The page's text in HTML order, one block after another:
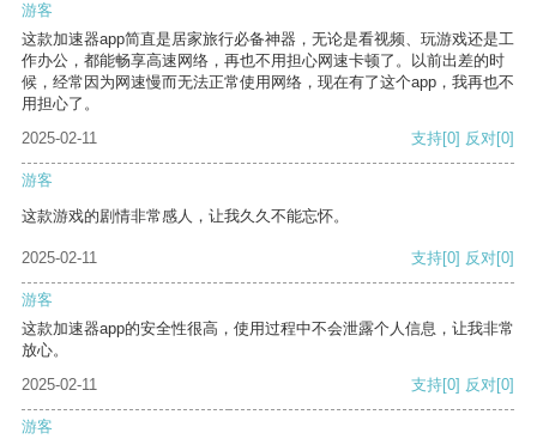
游客
这款加速器app简直是居家旅行必备神器，无论是看视频、玩游戏还是工
作办公，都能畅享高速网络，再也不用担心网速卡顿了。以前出差的时
候，经常因为网速慢而无法正常使用网络，现在有了这个app，我再也不
用担心了。
2025-02-11
支持[0] 反对[0]
游客
这款游戏的剧情非常感人，让我久久不能忘怀。
2025-02-11 支持[0] 反对[0]
游客
这款加速器app的安全性很高，使用过程中不会泄露个人信息，让我非常
放心。
2025-02-11
支持[0] 反对[0]
游客